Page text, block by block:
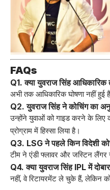
FAQs
Q1. क्यायुवराज सिंहआधिकारिक
अभी तक आधिकारिक घोषणा नहीं हुई
Q2. युवराज सिंह ने कोचिंग का
उन्होंने युवाओं को गाइड करने के
प्रोग्राम में हिस्सा लिया है।
Q3. LSG ने पहले किन विदेशी
टीम ने एंडी फ्लावर और जस्टिन लैंगर
Q4. क्या युवराज सिंह IPL में
नहीं, वे रिटायरमेंट ले चुके हैं, लेकिन